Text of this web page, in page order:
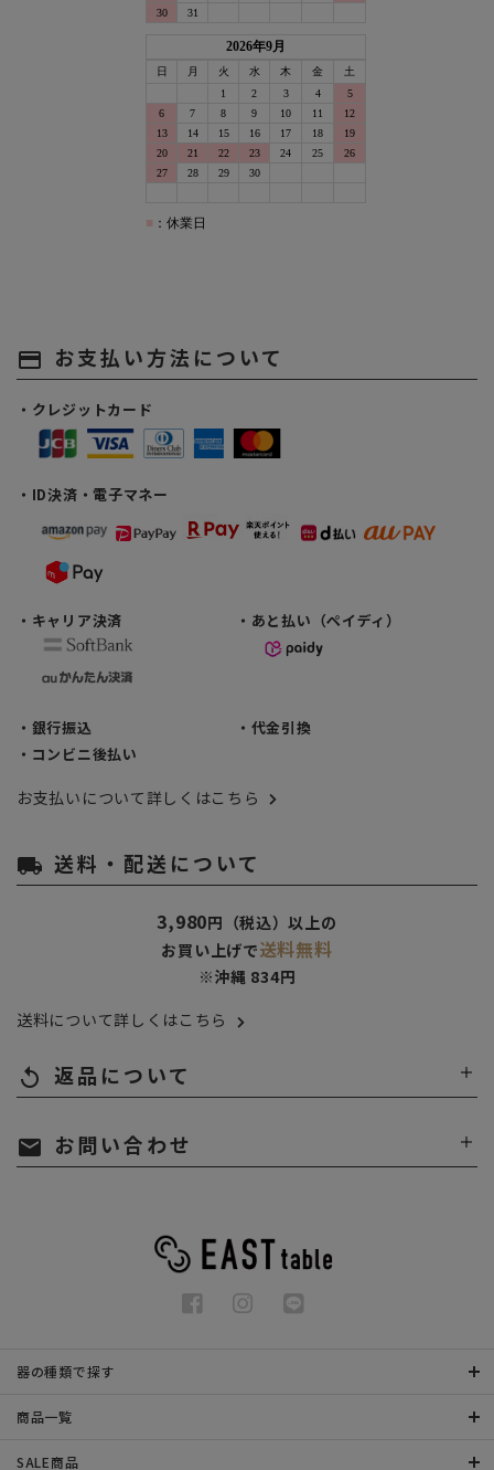
payment お支払い方法について
・クレジットカード
・ID決済・電子マネー
・キャリア決済 ・あと払い（ペイディ）
・銀行振込
・代金引換
・コンビニ後払い
お支払いについて詳しくはこちら
local_shipping 送料・配送について
3,980円（税込）以上の
お買い上げで送料無料
※沖縄 834円
送料について詳しくはこちら
replay 返品について
mail お問い合わせ
器の種類で探す
商品一覧
SALE商品